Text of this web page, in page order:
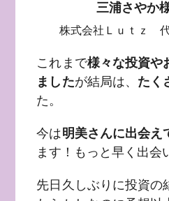
三浦さやか
株式会社Ｌｕｔｚ
これまで様々な投資や
ましたが結局は、 たく
た。
今は明美さんに出会え
ます！もっと早く出会
先日久しぶりに投資の